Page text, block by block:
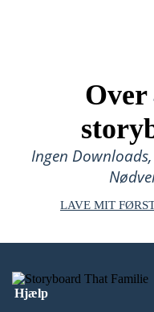
Over
Ingen
LAVE MIT
Hjælp